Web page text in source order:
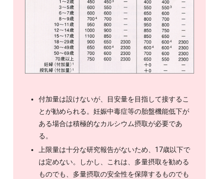
付加量は設けないが、目安量を目指して接するこ
とが勧められる。妊娠中毒症等の胎盤機能低下が
ある場合は積極的なカルシウム摂取が必要であ
る。
上限量は十分な研究報告がないため、17歳以下で
は定めない。しかし、これは、多量摂取を勧める
ものでも、多量摂取の安全性を保障するものでも